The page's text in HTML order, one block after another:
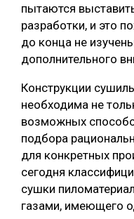
пытаются
разработки, и это
до конца не
дополнительного
Конструкции
необходима не
возможных
подбора
для конкретных
сегодня
сушки
газами, имеющего